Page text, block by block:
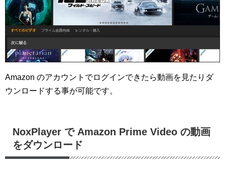
Amazon のアカウントでログインできたら動画を見たりダ
ウンロードする事が可能です。
NoxPlayer で Amazon Prime Video の動画
をダウンロード